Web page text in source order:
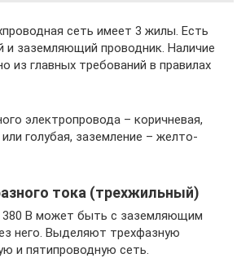
сеть имеет 3 жилы. Есть
и заземляющий проводник. Наличие
из главных требований в правилах
электропровода – коричневая,
голубая, заземление – желто-
тока (трехжильный)
380 В может быть с заземляющим
него. Выделяют трехфазную
и пятипроводную сеть.